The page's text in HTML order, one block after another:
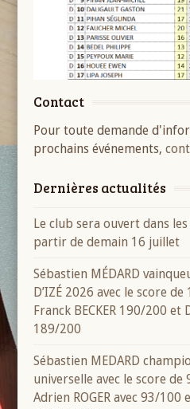
Contact
Pour toute demande
prochains événements,
Dernières actualités
Le club sera ouvert dans
partir de demain 16 juillet
Sébastien MÉDARD
D’IZÉ 2026 avec le score
Franck BECKER 190/200 et
189/200
Sébastien MEDARD
universelle avec le score de
Adrien ROGER avec 93/100